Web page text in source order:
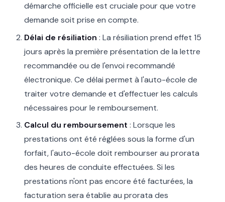
démarche officielle est cruciale pour que votre
demande soit prise en compte.
Délai de résiliation : La résiliation prend effet 15
jours après la première présentation de la lettre
recommandée ou de l'envoi recommandé
électronique. Ce délai permet à l'auto-école de
traiter votre demande et d'effectuer les calculs
nécessaires pour le remboursement.
Calcul du remboursement : Lorsque les
prestations ont été réglées sous la forme d'un
forfait, l'auto-école doit rembourser au prorata
des heures de conduite effectuées. Si les
prestations n'ont pas encore été facturées, la
facturation sera établie au prorata des